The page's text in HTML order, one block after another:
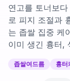
나의 스킨케
대화 이력
찜 목록
연고를 토너보
로 피지 조절과
는 좁쌀 집중 케
이미 생긴 흉터,
좁쌀여드름 흉터